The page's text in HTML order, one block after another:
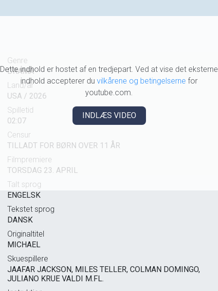
Dette indhold er hostet af en tredjepart. Ved at vise det eksterne
indhold accepterer du vilkårene og betingelserne for
youtube.com.
INDLÆS VIDEO
Genre
DRAMA
Land/år
USA / 2026
Spilletid
02:07
Censur
TILLADT FOR BØRN OVER 11 ÅR
Filmpremiere
TORSDAG 23. APRIL
Talt sprog
ENGELSK
Tekstet sprog
DANSK
Originaltitel
MICHAEL
Skuespillere
JAAFAR JACKSON, MILES TELLER, COLMAN DOMINGO,
JULIANO KRUE VALDI M.FL.